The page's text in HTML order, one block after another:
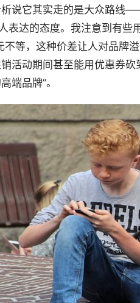
说它其实走的是大众路线
表达的态度。我注意到有
不等，这种价差让人对品牌
活动期间甚至能用优惠券
端品牌”。